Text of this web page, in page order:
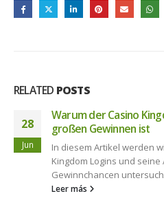
RELATED POSTS
28
Jun
Warum der Casino
großen Gewinnen ist
In diesem Artikel werden
Kingdom Logins und
Gewinnchancen
Leer más